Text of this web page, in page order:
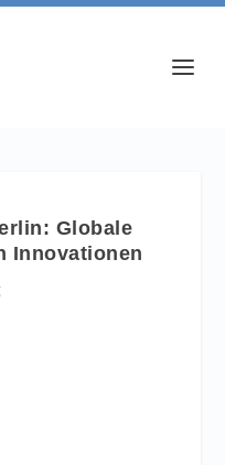
Globale
Innovationen